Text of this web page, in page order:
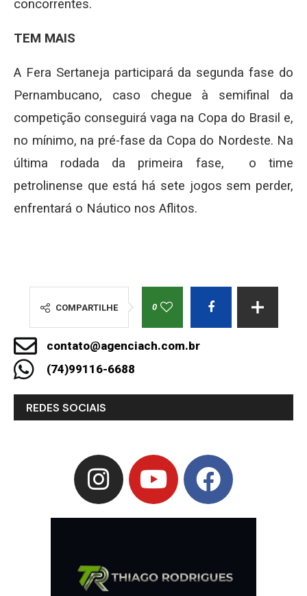
concorrentes.
TEM MAIS
A Fera Sertaneja participará da segunda fase do
Pernambucano, caso chegue à semifinal da
competição conseguirá vaga na Copa do Brasil e,
no mínimo, na pré-fase da Copa do Nordeste. Na
última rodada da primeira fase, o time
petrolinense que está há sete jogos sem perder,
enfrentará o Náutico nos Aflitos.
COMPARTILHE 0
contato@agenciach.com.br
(74)99116-6688
REDES SOCIAIS